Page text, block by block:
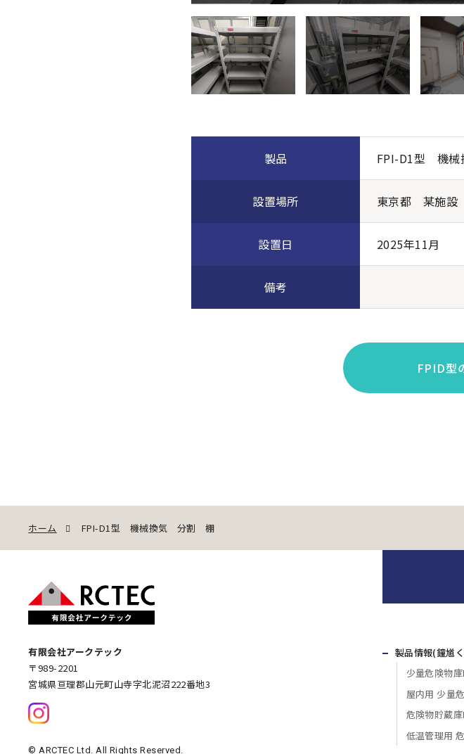
製品 FPI-D1型 機
設置場所 東京都 某施設
設置日 2025年11月
備考
FPID型
ホーム FPI-D1型 機械換気 分割 棚
製品情報(鐘馗
少量危険物
屋内用 少量
危険物貯蔵
低温管理用
有限会社アークテック
〒989-2201
宮城県亘理郡山元町山寺字北泥沼222番地3
© ARCTEC Ltd. All Rights Reserved.